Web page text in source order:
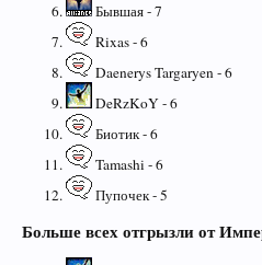
Бывшая - 7
Rixas - 6
Daenerys Targaryen - 6
DeRzKoY - 6
Биотик - 6
Tamashi - 6
Пупочек - 5
Больше всех отгрызли от